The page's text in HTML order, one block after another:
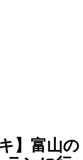
】富山の